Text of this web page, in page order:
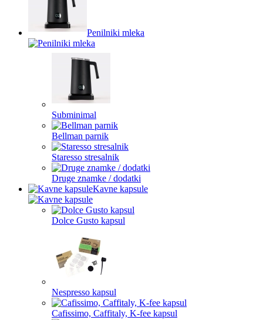
Penilniki mleka
Subminimal
Bellman parnik
Staresso stresalnik
Druge znamke / dodatki
Kavne kapsule
Dolce Gusto kapsul
Nespresso kapsul
Cafissimo, Caffitaly, K-fee kapsul